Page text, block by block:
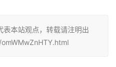
表本站观点，转载请注明出